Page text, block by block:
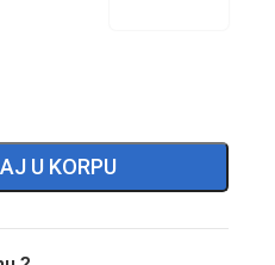
U KORPU